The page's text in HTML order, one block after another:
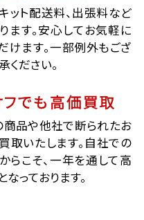
ット配送料、出張料など
ます。安心してお気軽に
けます。一部例外もござ
ください。
でも高価買取
商品や他社で断られたお
取いたします。自社での
らこそ、一年を通して高
っております。